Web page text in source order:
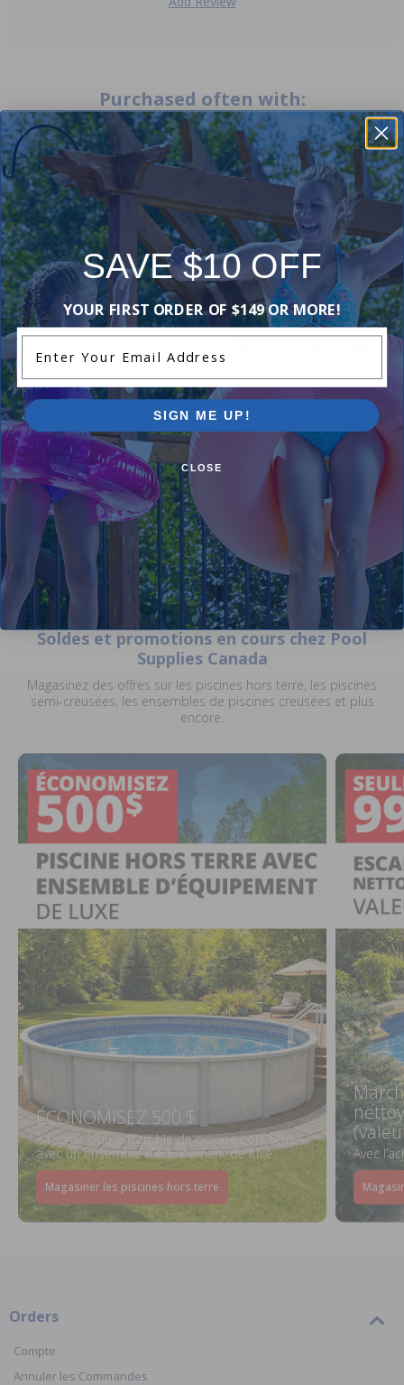
Purchased often with:
-16%
Système à Moulinet de Toile
Solaire
4.42 (31)
$25.99 $30.99
-13%
de qualité supérieure de 18
pieds 11 mil
$159.99
$182.99
Soldes et promotions en cours chez Pool
Supplies Canada
Magasinez des offres sur les piscines hors terre, les piscines
semi-creusées, les ensembles de piscines creusées et plus
encore.
ÉCONOMISEZ 500 $
À l’achat d’un ensemble de piscine hors terre
avec un ensemble d’équipement de luxe
Magasiner les piscines hors terre
Avec
Orders
Compte
Annuler les Commandes
SAVE $10 OFF
YOUR FIRST ORDER OF $149 OR MORE!
SIGN ME UP!
CLOSE